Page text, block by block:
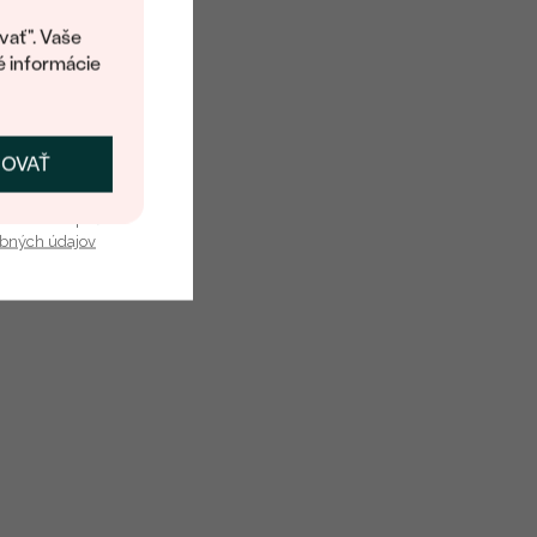
Vaše
informácie
8 mm
zľavu
údajov